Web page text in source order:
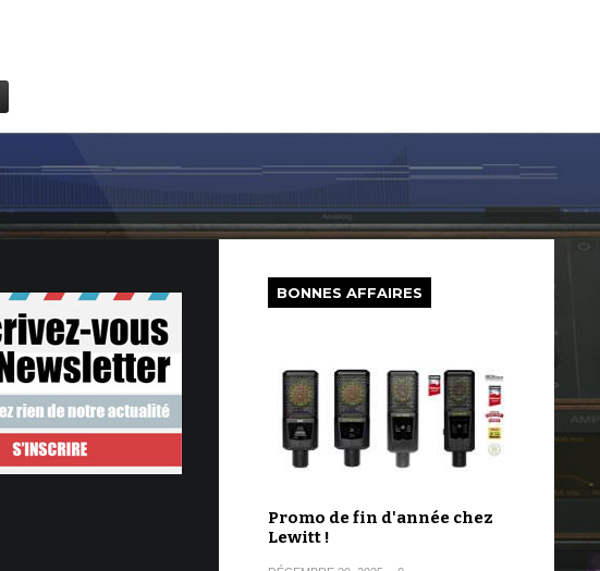
BONNES AFFAIRES
Promo de fin d'année chez
Lewitt !